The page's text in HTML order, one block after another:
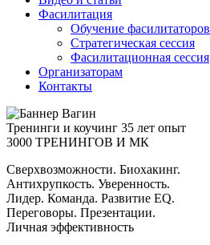
Фасилитация
Обучение фасилитаторов
Стратегическая сессия
Фасилитационная сессия
Организаторам
Контакты
Тренинги и коучинг 35 лет опыт
3000 ТРЕНИНГОВ И МК
Сверхвозможности. Биохакинг.
Антихрупкость. Уверенность.
Лидер. Команда. Развитие EQ.
Переговоры. Презентации.
Личная эффективность